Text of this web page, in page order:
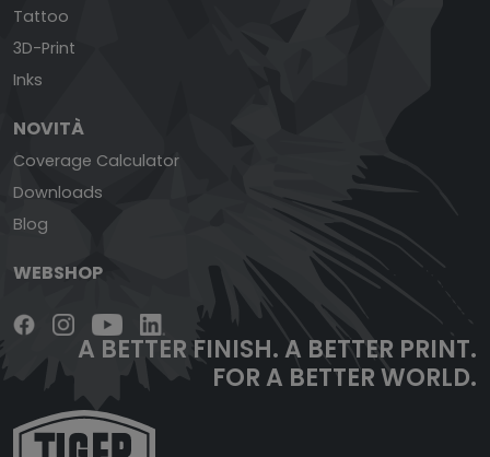
Tattoo
3D-Print
Inks
NOVITÀ
Coverage Calculator
Downloads
Blog
WEBSHOP
A BETTER FINISH.A BETTER PRINT.
FOR A BETTER WORLD.